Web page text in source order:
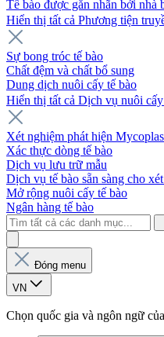
Tế bào được gắn nhãn bởi nhà
Hiển thị tất cả Phương tiện
Sự bong tróc tế bào
Chất đệm và chất bổ sung
Dung dịch nuôi cấy tế bào
Hiển thị tất cả Dịch vụ nuôi
Xét nghiệm phát hiện
Xác thực dòng tế bào
Dịch vụ lưu trữ mẫu
Dịch vụ tế bào sẵn sàng cho
Mở rộng nuôi cấy tế bào
Ngân hàng tế bào
Đóng menu
VN
Chọn quốc gia và ngôn ngữ